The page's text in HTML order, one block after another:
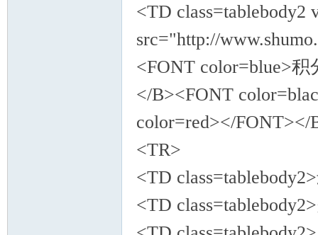
<TD
src="http://
<FONT color=blue>
</B><FONT
color=red></
<TR>
<TD
<TD